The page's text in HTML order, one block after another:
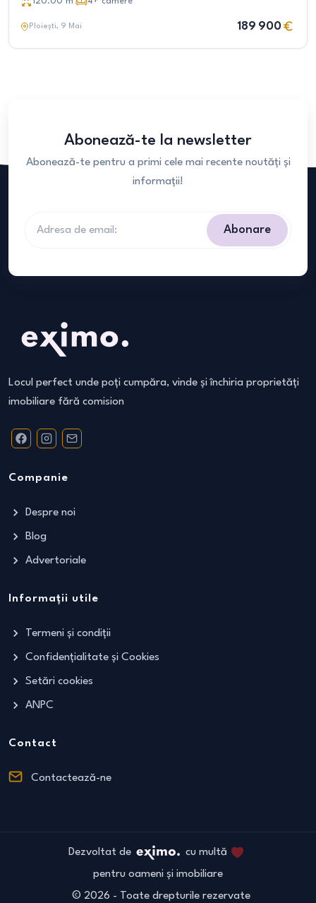
Ploiești, 9 Mai 189 900
Abonează-te la newsletter
Abonează-te pentru a primi cele mai recente noutăți și
informații!
Abonare
Locul perfect unde poți cumpăra, vinde și închiria proprietăți
imobiliare fără comision
Companie
Despre noi
Blog
Advertoriale
Informații utile
Termeni și condiții
Confidențialitate și Cookies
Setări cookies
ANPC
Contact
Contactează-ne
Dezvoltat de
cu multă
pentru oameni și imobiliare
© 2026 - Toate drepturile rezervate